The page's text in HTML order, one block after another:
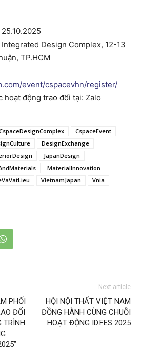
Design Complex, 12-13
TP.HCM
event/cspacevhn/register/
hoạt động trao đổi tại: Zalo
CspaceEvent
DesignExchange
JapanDesign
MaterialInnovation
VietnamJapan Vnia
PHỐI
ĐỔI
TRÌNH
Next article
HỘI NỘI THẤT VIỆT NAM
ĐỒNG HÀNH CÙNG CHUỖI
HOẠT ĐỘNG ID.FES 2025